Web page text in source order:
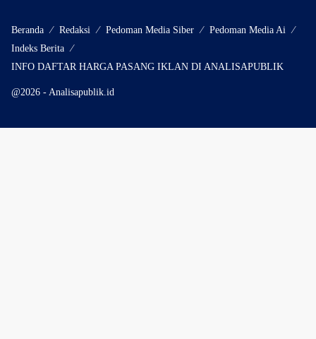
Beranda Redaksi Pedoman Media Siber
Pedoman Media Ai
Indeks Berita
INFO DAFTAR HARGA PASANG IKLAN DI ANALISAPUBLIK
@2026 - Analisapublik.id